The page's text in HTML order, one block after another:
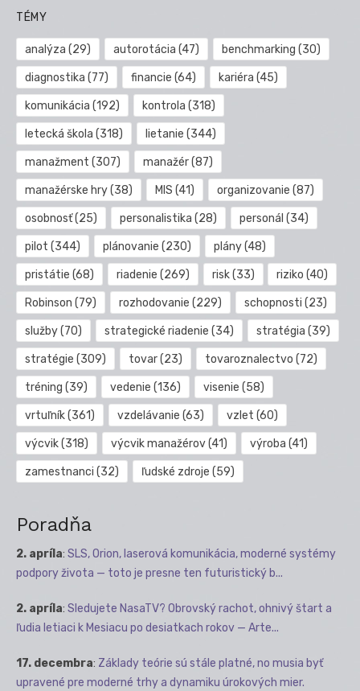
TÉMY
analýza (29) autorotácia (47) benchmarking (30)
diagnostika (77) financie (64) kariéra (45)
komunikácia (192) kontrola (318)
letecká škola (318) lietanie (344)
manažment (307) manažér(87)
manažérske hry(38) MIS (41) organizovanie (87)
osobnosť(25) personalistika (28) personál (34)
pilot (344) plánovanie (230) plány(48)
pristátie (68) riadenie (269) risk(33) riziko (40)
Robinson (79) rozhodovanie (229) schopnosti (23)
služby(70) strategické riadenie (34) stratégia (39)
stratégie (309) tovar(23) tovaroznalectvo (72)
tréning (39) vedenie (136) visenie (58)
vrtuľník(361) vzdelávanie (63) vzlet (60)
výcvik(318) výcvik manažérov(41) výroba (41)
zamestnanci (32) ľudské zdroje (59)
Poradňa
2. apríla: SLS, Orion, laserová komunikácia, moderné systémy
podpory života — toto je presne ten futuristický b...
2. apríla: Sledujete NasaTV? Obrovský rachot, ohnivý štart a
ľudia letiaci k Mesiacu po desiatkach rokov — Arte...
17. decembra: Základy teórie sú stále platné, no musia byť
upravené pre moderné trhy a dynamiku úrokových mier.